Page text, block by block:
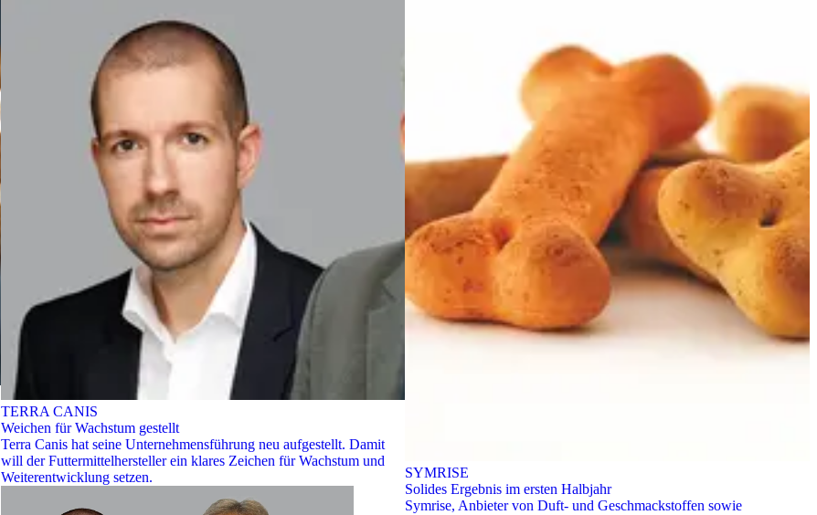
TERRA CANIS
Weichen für Wachstum gestellt
Terra Canis hat seine Unternehmensführung neu aufgestellt. Damit
will der Futtermittelhersteller ein klares Zeichen für Wachstum und
Weiterentwicklung setzen.
SYMRISE
Solides Ergebnis im ersten Halbjahr
Symrise, Anbieter von Duft- und Geschmackstoffen sowie